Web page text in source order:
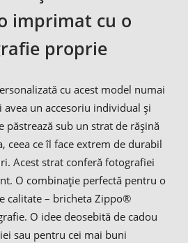
imprimat cu o
proprie
cu acest model numai
un accesoriu individual și
păstrează sub un strat de rășină
ceea ce îl face extrem de durabil
Acest strat conferă fotografiei
O combinație perfectă pentru o
calitate – bricheta Zippo®
O idee deosebită de cadou
sau pentru cei mai buni